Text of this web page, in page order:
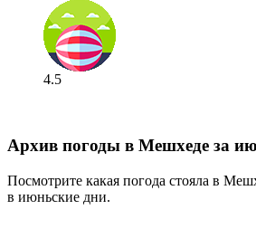
4.5
Архив погоды в Мешхеде за
Посмотрите какая погода стояла в
в июньские дни.